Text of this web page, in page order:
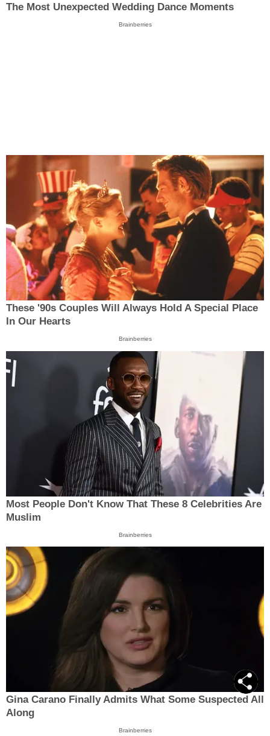
The Most Unexpected Wedding Dance Moments
Brainberries
These '90s Couples Will Always Hold A Special Place
In Our Hearts
Brainberries
Most People Don't Know That These 8 Celebrities Are
Muslim
Brainberries
Gina Carano Finally Admits What Some Suspected All
Along
Brainberries